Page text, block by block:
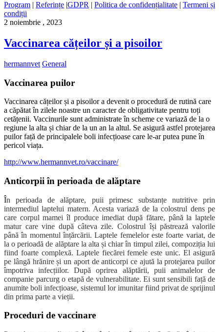
Program | Referințe |GDPR | Politica de confidențialitate | Termeni și
condiții
2 noiembrie , 2023
Vaccinarea cățeilor și a pisoilor
hermannvet General
Vaccinarea puilor
Vaccinarea cățeilor și a pisoilor a devenit o procedură de rutină care
a căpătat în zilele noastre un caracter de obligativitate pentru toți
cetățenii. Vaccinurile sunt administrate în scheme ce variază de la o
regiune la alta și chiar de la un an la altul. Se asigură astfel protejarea
puilor față de principalele boli infecțioase care le-ar putea pune în
pericol viața.
http://www.hermannvet.ro/vaccinare/
Anticorpii în perioada de alăptare
În perioada de alăptare, puii primesc substanțe nutritive prin
intermediul laptelui matern. Acesta variază de la colostrul dens pe
care corpul mamei îl produce imediat după fătare, până la laptele
matur care vine după câteva zile. Colostrul își păstrează valorile
până în momentul înțărcării. Laptele femelelor este foarte variat, de
la o perioadă de alăptare la alta și chiar în timpul zilei, compoziția lui
fiind foarte complexă. Laptele fiecărei femele este unic. El asigură
pe lângă hrănire și un aport de anticorpi ce ajută la protejarea puilor
împotriva infecțiilor. După oprirea alăptării, puii animalelor de
companie parcurg o etapă de vulnerabilitate. Ei sunt sensibili față de
anumite boli infecțioase, sistemul lor imunitar fiind privat de sprijinul
din prima parte a vieții.
Proceduri de vaccinare